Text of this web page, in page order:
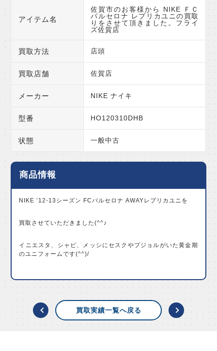
アイテム名
佐賀市のお客様から NIKE ＦＣ
バルセロナ レプリカユニの買取
りをさせて頂きました。フライ
ズ佐賀店
買取方法 店頭
買取店舗 佐賀店
メーカー NIKE ナイキ
型番 HO120310DHB
状態 一般中古
商品情報
NIKE ’12-13シーズン FCバルセロナ AWAYレプリカユニを
買取させていただきました(^^♪
イニエスタ、シャビ、メッシにセスクやプジョルがいた黄金期
のユニフォームです(^^)/
買取実績一覧へ戻る